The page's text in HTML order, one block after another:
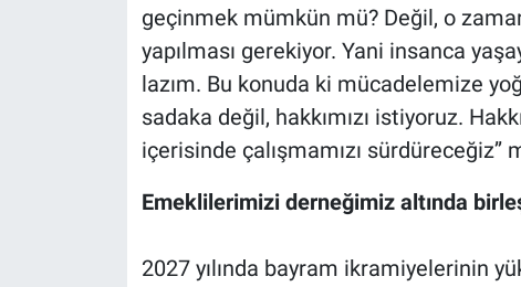
geçinmek mümkün mü? Değil, o
yapılması gerekiyor. Yani insanca
lazım. Bu konuda ki mücadelemize
sadaka değil, hakkımızı istiyoruz.
içerisinde çalışmamızı sürdüreceğiz’’
Emeklilerimizi derneğimiz altında
2027 yılında bayram ikramiyelerinin